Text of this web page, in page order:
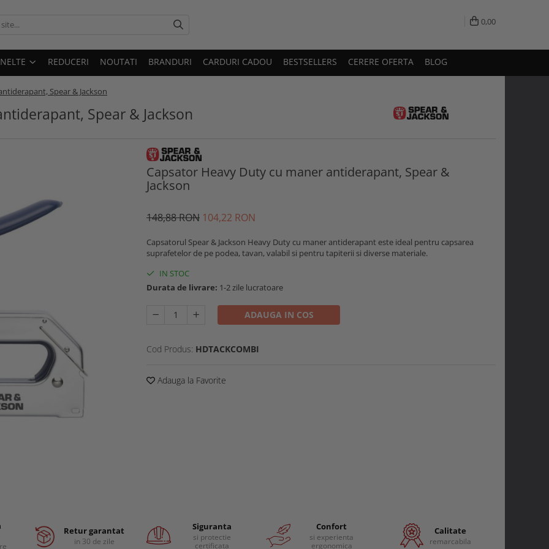
0,00
REDUCERI NOUTATI BRANDURI CARDURI CADOU BESTSELLERS CERERE OFERTA BLOG
Spear & Jackson
Spear & Jackson
Capsator Heavy Duty cu maner antiderapant, Spear &
Jackson
148,88RON 104,22 RON
Capsatorul Spear & Jackson Heavy Duty cu maner antiderapant este ideal pentru capsarea
suprafetelor de pe podea, tavan, valabil si pentru tapiterii si diverse materiale.
IN STOC
Durata de livrare: 1-2 zile lucratoare
ADAUGA IN COS
Cod Produs: HDTACKCOMBI
Adauga la Favorite
Retur garantat
in 30 de zile
Siguranta
si protectie
certificata
Confort
si experienta
ergonomica
Calitate
remarcabila